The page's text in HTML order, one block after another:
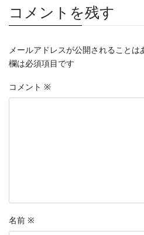
コメントを残す
メールアドレスが公開されることは
欄は必須項目です
コメント ※
名前 ※